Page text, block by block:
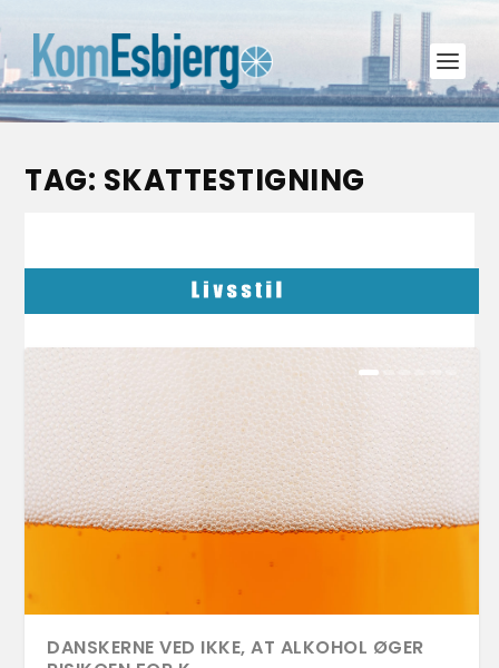
TAG: SKATTESTIGNING
DANSKERNE VED IKKE, AT ALKOHOL ØGER